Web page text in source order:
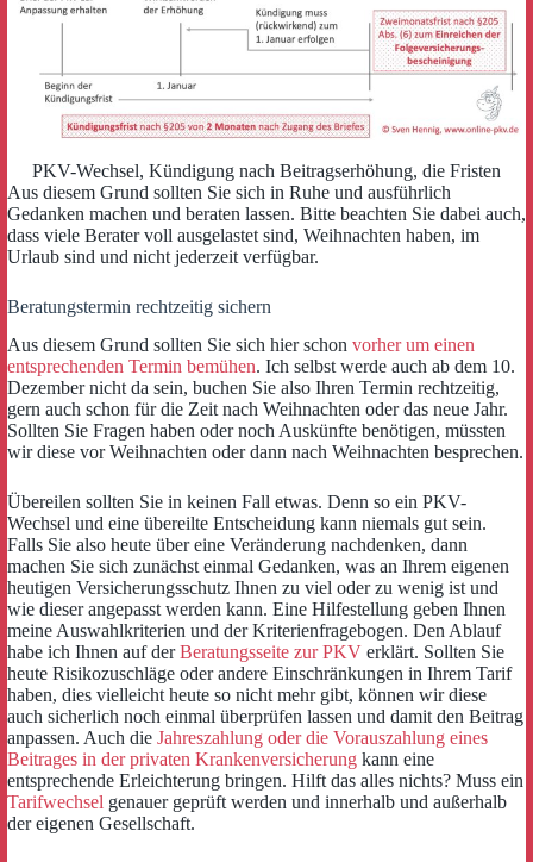
PKV-Wechsel, Kündigung nach Beitragserhöhung, die Fristen
Aus diesem Grund sollten Sie sich in Ruhe und ausführlich
Gedanken machen und beraten lassen. Bitte beachten Sie dabei auch,
dass viele Berater voll ausgelastet sind, Weihnachten haben, im
Urlaub sind und nicht jederzeit verfügbar.
Beratungstermin rechtzeitig sichern
Aus diesem Grund sollten Sie sich hier schon vorher um einen
entsprechenden Termin bemühen. Ich selbst werde auch ab dem 10.
Dezember nicht da sein, buchen Sie also Ihren Termin rechtzeitig,
gern auch schon für die Zeit nach Weihnachten oder das neue Jahr.
Sollten Sie Fragen haben oder noch Auskünfte benötigen, müssten
wir diese vor Weihnachten oder dann nach Weihnachten besprechen.
Übereilen sollten Sie in keinen Fall etwas. Denn so ein PKV-
Wechsel und eine übereilte Entscheidung kann niemals gut sein.
Falls Sie also heute über eine Veränderung nachdenken, dann
machen Sie sich zunächst einmal Gedanken, was an Ihrem eigenen
heutigen Versicherungsschutz Ihnen zu viel oder zu wenig ist und
wie dieser angepasst werden kann. Eine Hilfestellung geben Ihnen
meine Auswahlkriterien und der Kriterienfragebogen. Den Ablauf
habe ich Ihnen auf derBeratungsseite zur PKV erklärt. Sollten Sie
heute Risikozuschläge oder andere Einschränkungen in Ihrem Tarif
haben, dies vielleicht heute so nicht mehr gibt, können wir diese
auch sicherlich noch einmal überprüfen lassen und damit den Beitrag
anpassen. Auch die Jahreszahlung oder die Vorauszahlung eines
Beitrages in der privaten Krankenversicherung kann eine
entsprechende Erleichterung bringen. Hilft das alles nichts? Muss ein
Tarifwechsel genauer geprüft werden und innerhalb und außerhalb
der eigenen Gesellschaft.